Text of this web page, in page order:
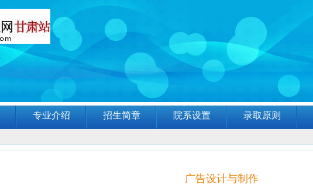
专业介绍 招生简章 院系设置 录取原则
广告设计与制作